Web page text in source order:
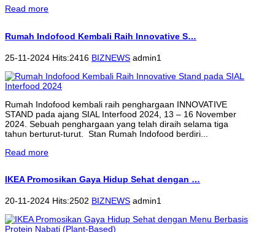
Read more
Rumah Indofood Kembali Raih Innovative S…
25-11-2024 Hits:2416 BIZNEWS admin1
Rumah Indofood kembali raih penghargaan INNOVATIVE
STAND pada ajang SIAL Interfood 2024, 13 – 16 November
2024. Sebuah penghargaan yang telah diraih selama tiga
tahun berturut-turut. Stan Rumah Indofood berdiri...
Read more
IKEA Promosikan Gaya Hidup Sehat dengan …
20-11-2024 Hits:2502 BIZNEWS admin1